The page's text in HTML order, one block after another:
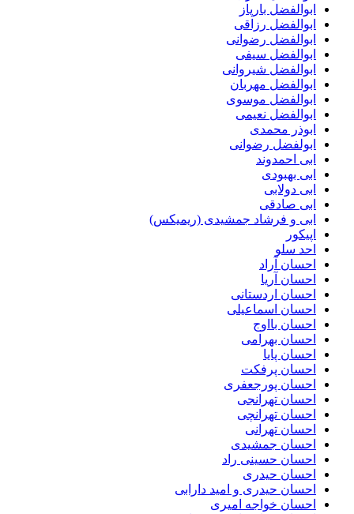
ابوالفضل بارپاز
ابوالفضل رزاقی
ابوالفضل رضوانی
ابوالفضل سیفی
ابوالفضل شیروانی
ابوالفضل مهربان
ابوالفضل موسوی
ابوالفضل نعیمی
ابوذر محمدی
ابولفضل رضوانی
ابی احمدوند
ابی بهبودی
ابی دولابی
ابی صادقی
ابی و فرشاد جمشیدی (ریمیکس)
اپیکور
احد سلو
احسان آراد
احسان آریا
احسان اردستانی
احسان اسماعیلی
احسان بااوج
احسان بهرامی
احسان پایا
احسان پرفکت
احسان پورجعفری
احسان تهرانجی
احسان تهرانچی
احسان تهرانی
احسان جمشیدی
احسان حسینی راد
احسان حیدری
احسان حیدری و امید دارابی
احسان خواجه امیری